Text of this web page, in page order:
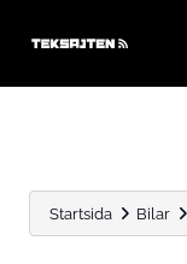
Startsida Bilar